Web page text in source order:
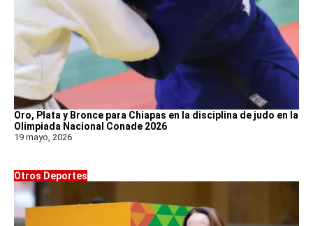
Oro, Plata y Bronce para Chiapas en la disciplina de judo en la
Olimpiada Nacional Conade 2026
19 mayo, 2026
Otros Deportes